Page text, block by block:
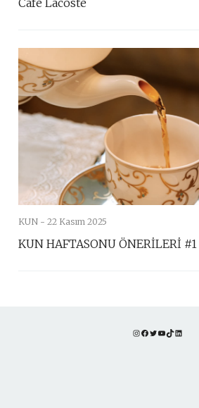
KUN - 22 Kasım 2025
KUN HAFTASONU ÖNERİLERİ #1
Instagram
Facebook
TwitterYouTube
TikTok